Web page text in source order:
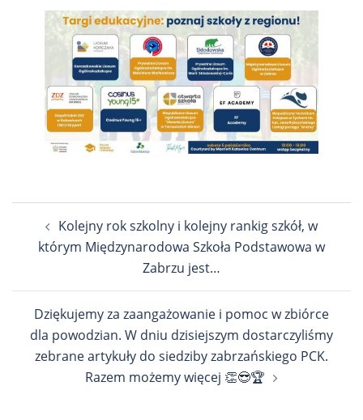
wpisu Kolejny rok szkolny i kolejny rankig szkół, w
którym Międzynarodowa Szkoła Podstawowa w
Zabrzu jest…
Dziękujemy za zaangażowanie i pomoc w zbiórce
dla powodzian. W dniu dzisiejszym dostarczyliśmy
zebrane artykuły do siedziby zabrzańskiego PCK.
Razem możemy więcej 👏😎🏆